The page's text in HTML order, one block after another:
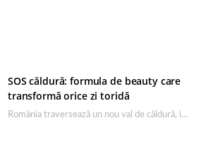
SOS căldură: formula de beauty care
transformă orice zi toridă
România traversează un nou val de căldură, iar rutina de îngrijire capătă un rol esențial…